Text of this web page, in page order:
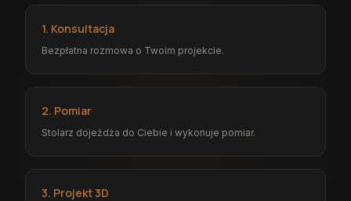
1. Konsultacja
Bezpłatna rozmowa o Twoim projekcie.
2. Pomiar
Stolarz dojeżdża do Ciebie i wykonuje pomiar.
3. Projekt 3D